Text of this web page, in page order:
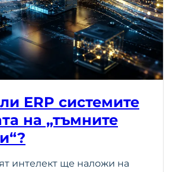
ERP системите
на „тъмните
интелект ще наложи на